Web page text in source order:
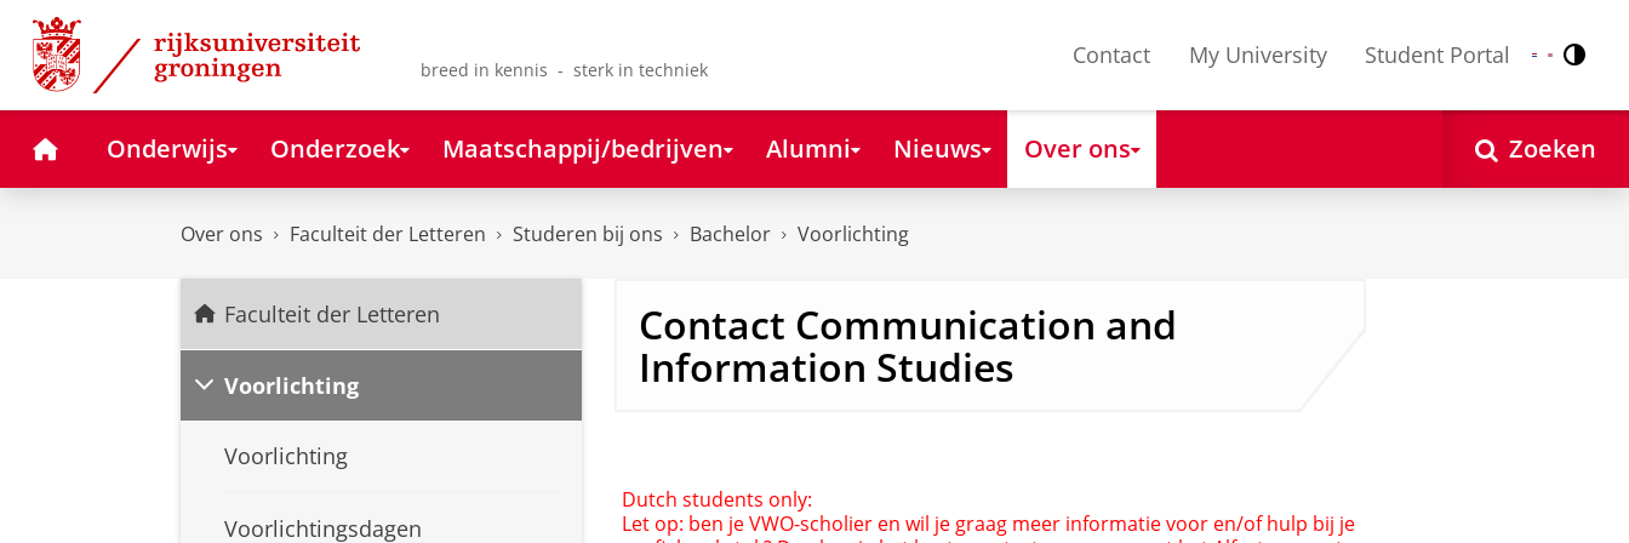
Skip
Content
Skip
Navigation
breed in kennis - sterk in techniek
Contact My University Student Portal Nederlands
English
HomeOnderwijs Onderzoek Maatschappij/bedrijven Alumni Nieuws Over ons Zoeken
Over ons Faculteit der Letteren Studeren bij ons Bachelor Voorlichting
Faculteit der Letteren
Voorlichting
Voorlichting
Voorlichtingsdagen
Contact Communication and
Information Studies